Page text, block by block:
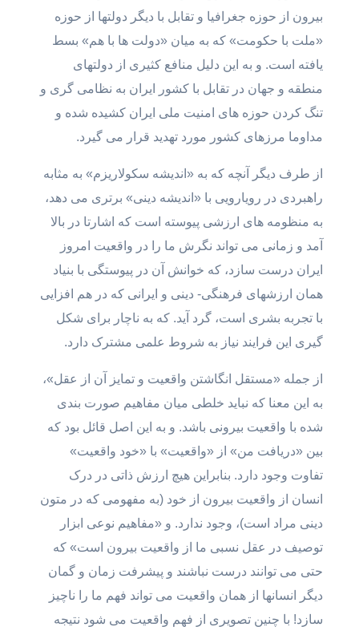
بیرون از حوزه جغرافیا و تقابل با دیگر دولتها از حوزه
«ملت با حکومت» که به میان «دولت ها با هم» بسط
یافته است. و به این دلیل منافع کثیری از دولتهای
منطقه و جهان در تقابل با کشور ایران به نظامی گری و
تنگ کردن حوزه های امنیت ملی ایران کشیده شده و
مداوما مرزهای کشور مورد تهدید قرار می گیرد.
از طرف دیگر آنچه که به «اندیشه سکولاریزم» به مثابه
راهبردی در رویارویی با «اندیشه دینی» برتری می دهد،
به منظومه های ارزشی پیوسته است که اشارتا در بالا
آمد و زمانی می تواند نگرش ما را در واقعیت امروز
ایران درست سازد، که خوانش آن در پیوستگی با بنیاد
همان ارزشهای فرهنگی- دینی و ایرانی که در هم افزایی
با تجربه بشری است، گرد آید. که به ناچار برای شکل
گیری این فرایند نیاز به شروط علمی مشترک دارد.
از جمله «مستقل انگاشتن واقعیت و تمایز آن از عقل»،
به این معنا که نباید خلطی میان مفاهیم صورت بندی
شده با واقعیت بیرونی باشد. و به این اصل قائل بود که
بین «دریافت من» از «واقعیت» با «خود واقعیت»
تفاوت وجود دارد. بنابراین هیچ ارزش ذاتی در درک
انسان از واقعیت بیرون از خود (به مفهومی که در متون
دینی مراد است)، وجود ندارد. و «مفاهیم نوعی ابزار
توصیف در عقل نسبی ما از واقعیت بیرون است» که
حتی می توانند درست نباشند و پیشرفت زمان و گمان
دیگر انسانها از همان واقعیت می تواند فهم ما را ناچیز
سازد! با چنین تصویری از فهم واقعیت می شود نتیجه